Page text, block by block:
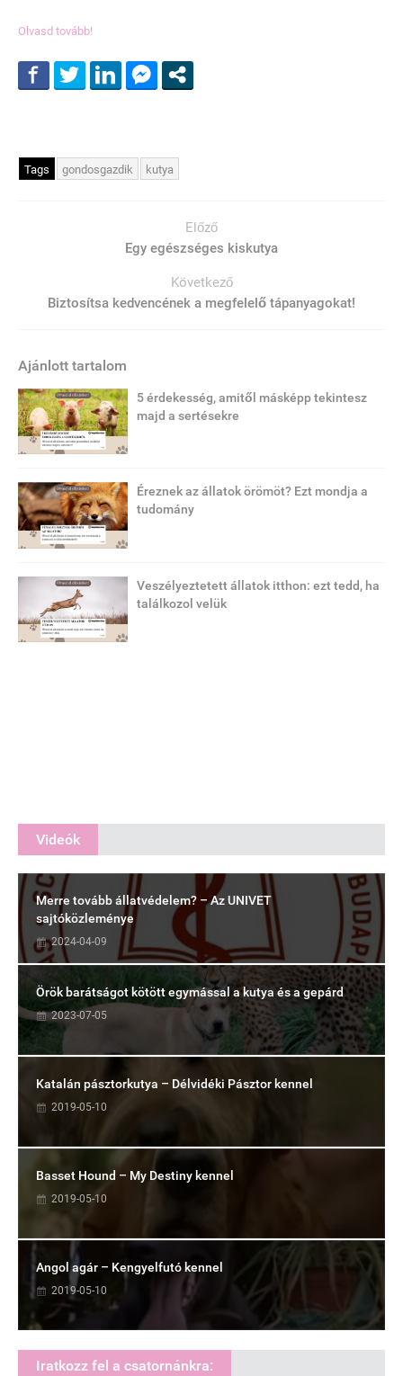
Olvasd tovább!
Tags gondosgazdik kutya
Előző
Egy egészséges kiskutya
Következő
Biztosítsa kedvencének a megfelelő tápanyagokat!
Ajánlott tartalom
5 érdekesség, amitől másképp tekintesz
majd a sertésekre
Éreznek az állatok örömöt? Ezt mondja a
tudomány
Veszélyeztetett állatok itthon: ezt tedd, ha
találkozol velük
Videók
Merre tovább állatvédelem? – Az UNIVET
sajtóközleménye
2024-04-09
Örök barátságot kötött egymással a kutya és a gepárd
2023-07-05
Katalán pásztorkutya – Délvidéki Pásztor kennel
2019-05-10
Basset Hound – My Destiny kennel
2019-05-10
Angol agár – Kengyelfutó kennel
2019-05-10
Iratkozz fel a csatornánkra: